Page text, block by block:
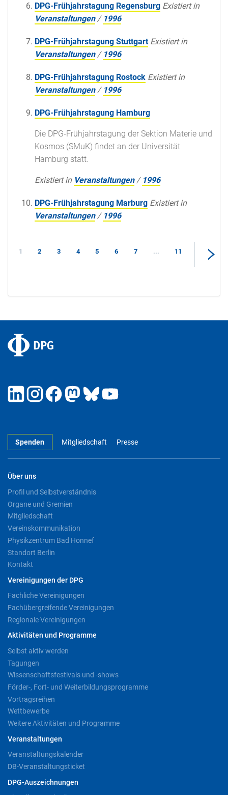
DPG-Frühjahrstagung Regensburg Existiert in
Veranstaltungen / 1996
DPG-Frühjahrstagung Stuttgart Existiert in
Veranstaltungen / 1996
DPG-Frühjahrstagung Rostock Existiert in
Veranstaltungen / 1996
DPG-Frühjahrstagung Hamburg
Die DPG-Frühjahrstagung der Sektion Materie und
Kosmos (SMuK) findet an der Universität
Hamburg statt.
Existiert in Veranstaltungen / 1996
DPG-Frühjahrstagung Marburg Existiert in
Veranstaltungen / 1996
1 2 3 4 5 6 7 ... 11
Spenden Mitgliedschaft Presse
Über uns
Profil und Selbstverständnis
Organe und Gremien
Mitgliedschaft
Vereinskommunikation
Physikzentrum Bad Honnef
Standort Berlin
Kontakt
Vereinigungen der DPG
Fachliche Vereinigungen
Fachübergreifende Vereinigungen
Regionale Vereinigungen
Aktivitäten und Programme
Selbst aktiv werden
Tagungen
Wissenschaftsfestivals und -shows
Förder-, Fort- und Weiterbildungsprogramme
Vortragsreihen
Wettbewerbe
Weitere Aktivitäten und Programme
Veranstaltungen
Veranstaltungskalender
DB-Veranstaltungsticket
DPG-Auszeichnungen